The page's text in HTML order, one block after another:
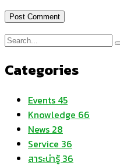
Categories
Events 45
Knowledge 66
News 28
Service 36
สาระน่ารู้ 36